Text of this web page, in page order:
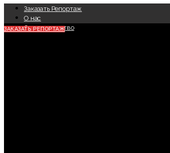
Заказать Репортаж
О нас
Сотрудничество
ЗАКАЗАТЬ РЕПОРТАЖ